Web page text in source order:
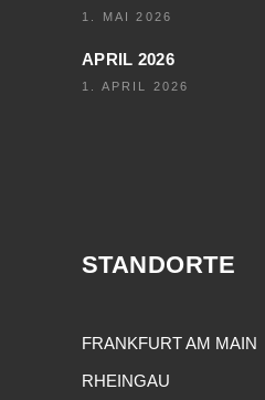
1. MAI 2026
APRIL 2026
1. APRIL 2026
STANDORTE
FRANKFURT AM MAIN
RHEINGAU